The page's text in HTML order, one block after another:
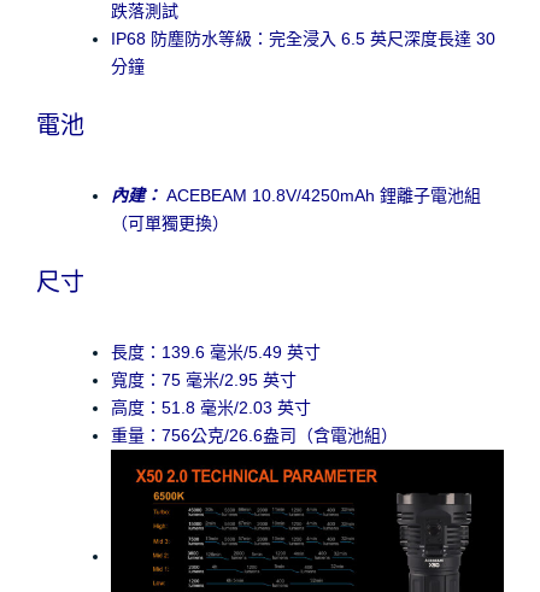
跌落測試
IP68 防塵防水等級：完全浸入 6.5 英尺深度長達 30
分鐘
電池
內建： ACEBEAM 10.8V/4250mAh 鋰離子電池組
（可單獨更換）
尺寸
長度：139.6 毫米/5.49 英寸
寬度：75 毫米/2.95 英寸
高度：51.8 毫米/2.03 英寸
重量：756公克/26.6盎司（含電池組）